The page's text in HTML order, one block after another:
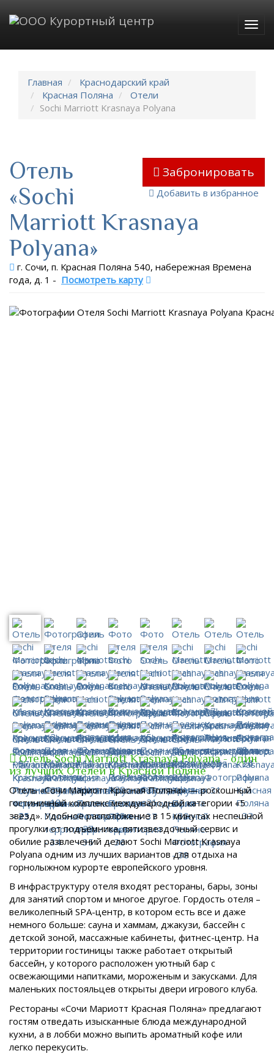
Главная
Краснодарский край
Красная Поляна
Отели
Sochi Marriott Krasnaya Polyana
Забронировать
Добавить в избранное
Отель
«Sochi
Marriott Krasnaya
Polyana»
г. Сочи, п. Красная Поляна 540, набережная Времена
года, д. 1 - Посмотреть карту
Отель Sochi Marriott Krasnaya Polyana - один
из лучших Отелей в Красной Поляне
Отель «Сочи Мариотт Красная Поляна» — роскошный
гостиничный комплекс международной категории «5
звезд». Удобное расположение в 15 минутах неспешной
прогулки от подъемника, пятизвездочный сервис и
обилие развлечений делают Sochi Marriott Krasnaya
Polyana одним из лучших вариантов для отдыха на
горнолыжном курорте европейского уровня.
В инфраструктуру отеля входят рестораны, бары, зоны
для занятий спортом и многое другое. Гордость отеля –
великолепный SPA-центр, в котором есть все и даже
немного больше: сауна и хаммам, джакузи, бассейн с
детской зоной, массажные кабинеты, фитнес-центр. На
территории гостиницы также работает открытый
бассейн, у которого расположен уютный бар с
освежающими напитками, мороженым и закусками. Для
маленьких постояльцев открыты двери игрового клуба.
Рестораны «Сочи Мариотт Красная Поляна» предлагают
гостям отведать изысканные блюда международной
кухни, а в лобби можно выпить ароматный кофе или
легко перекусить.